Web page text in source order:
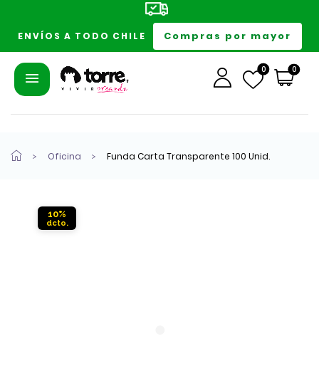
ENVÍOS A TODO CHILE Compras por mayor
0 0
Oficina Funda Carta Transparente 100 Unid.
10%